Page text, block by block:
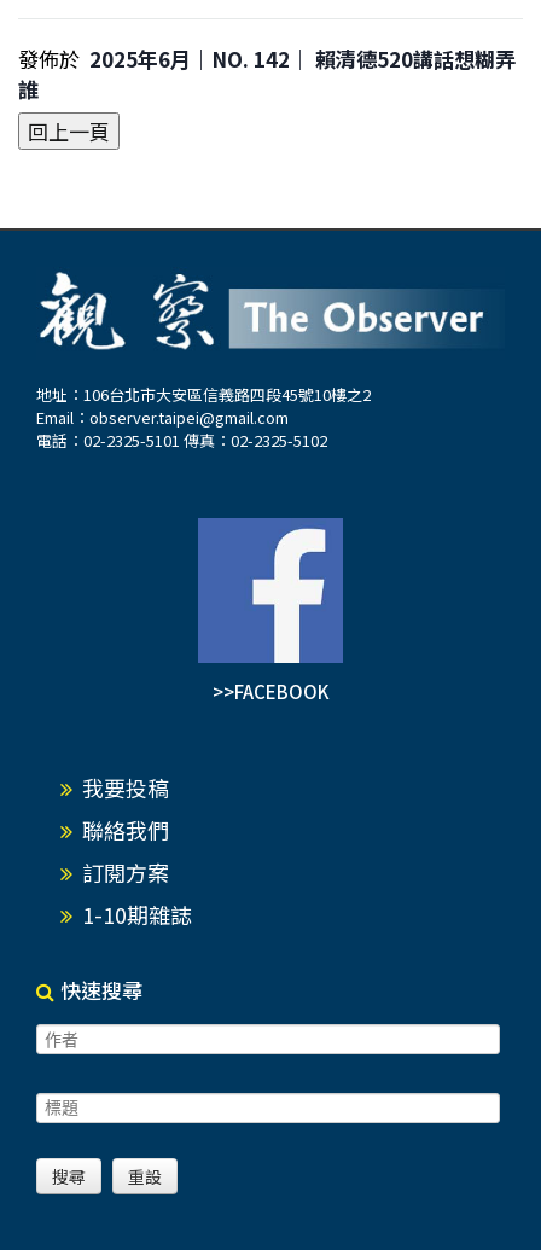
發佈於 2025年6月｜NO. 142│ 賴清德520講話想糊弄
誰
地址：106台北市大安區信義路四段45號10樓之2
Email： observer.taipei@gmail.com
電話：02-2325-5101 傳真：02-2325-5102
>>FACEBOOK
我要投稿
聯絡我們
訂閱方案
1-10期雜誌
快速搜尋